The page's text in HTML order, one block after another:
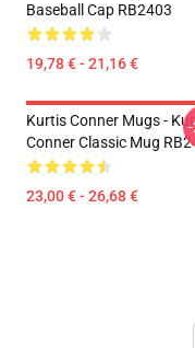
Baseball Cap RB2403
19,78 € - 21,16 €
Kurtis Conner Mugs -
Conner Classic Mug
23,00 € - 26,68 €